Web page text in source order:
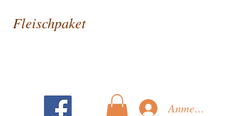
Fleischpaket
Anmelden